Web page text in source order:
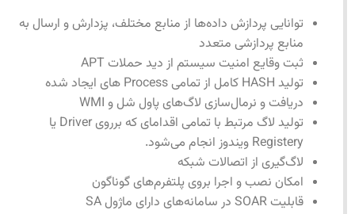
توانایی پردازش داده‌ها از منابع مختلف، پزدارش و ارسال به
منابع پردازشی متعدد
ثبت وقایع امنیت سیستم از دید حملات APT
تولید HASH کامل از تمامی Process های ایجاد شده
دریافت و نرمال‌سازی لاگ‌های پاول شل و WMI
تولید لاگ مرتبط با تمامی اقدامای که برروی Driver یا
Registery ویندوز انجام می‌شود.
لاگ‌گیری از اتصالات شبکه
امکان نصب و اجرا بروی پلتفرم‌های گوناگون
قابلیت SOAR در سامانه‌های دارای ماژول SA